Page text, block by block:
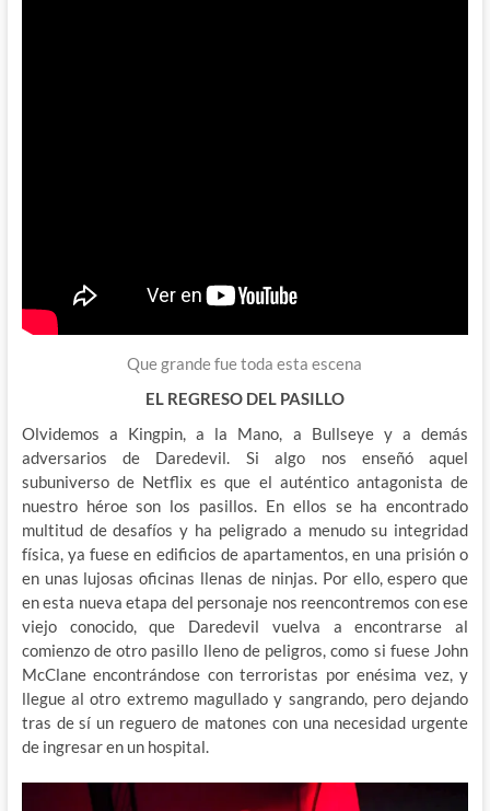
Que grande fue toda esta escena
EL REGRESO DEL PASILLO
Olvidemos a Kingpin, a la Mano, a Bullseye y a demás
adversarios de Daredevil. Si algo nos enseñó aquel
subuniverso de Netflix es que el auténtico antagonista de
nuestro héroe son los pasillos. En ellos se ha encontrado
multitud de desafíos y ha peligrado a menudo su integridad
física, ya fuese en edificios de apartamentos, en una prisión o
en unas lujosas oficinas llenas de ninjas. Por ello, espero que
en esta nueva etapa del personaje nos reencontremos con ese
viejo conocido, que Daredevil vuelva a encontrarse al
comienzo de otro pasillo lleno de peligros, como si fuese John
McClane encontrándose con terroristas por enésima vez, y
llegue al otro extremo magullado y sangrando, pero dejando
tras de sí un reguero de matones con una necesidad urgente
de ingresar en un hospital.